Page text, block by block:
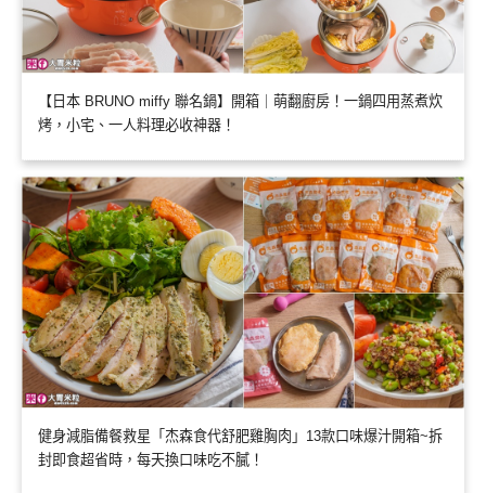
【日本 BRUNO miffy 聯名鍋】開箱｜萌翻廚房！一鍋四用蒸煮炊
烤，小宅、一人料理必收神器！
健身減脂備餐救星「杰森食代舒肥雞胸肉」13款口味爆汁開箱~拆
封即食超省時，每天換口味吃不膩！